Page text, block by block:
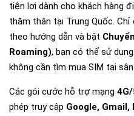
tiện lợi dành cho khách hàng
thăm thân tại Trung Quốc.
theo hướng dẫn và bật
Roaming), bạn có thể sử
không cần tìm mua SIM tại sân
Các gói cước hỗ trợ mạng 4G/
phép truy cập Google, Gmail,